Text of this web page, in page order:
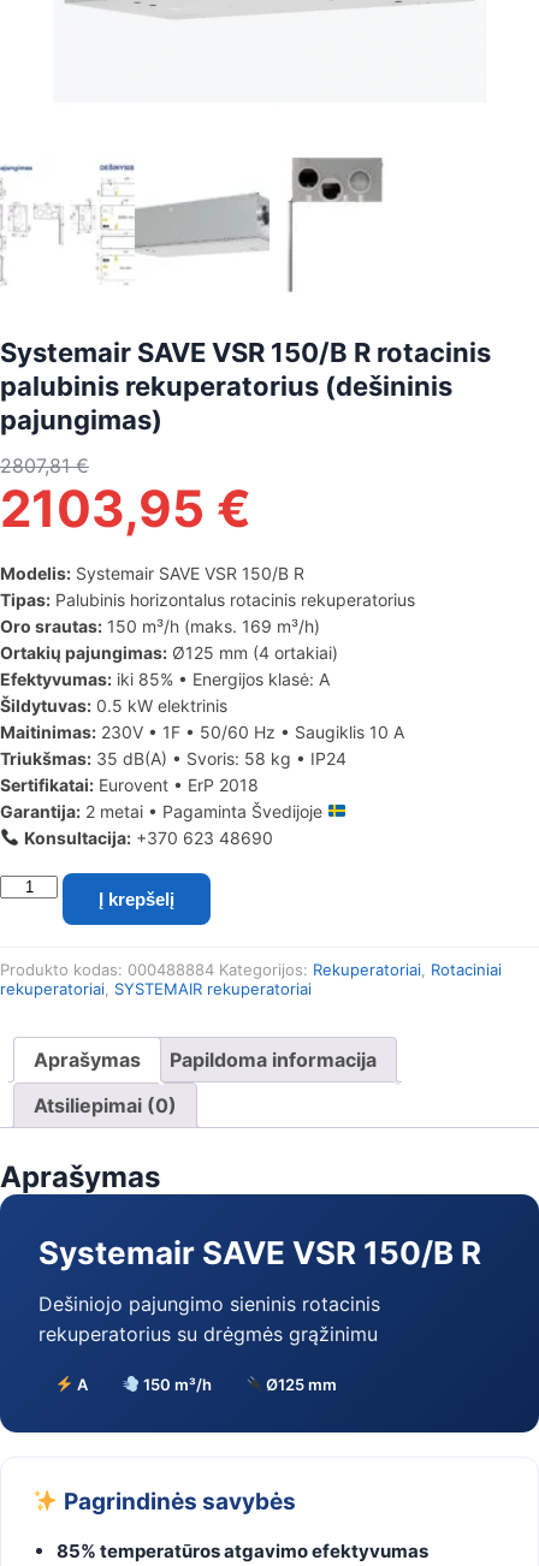
Systemair SAVE VSR 150/B R rotacinis
palubinis rekuperatorius (dešininis
pajungimas)
2807,81€
2103,95 €
Modelis: Systemair SAVE VSR 150/B R
Tipas: Palubinis horizontalus rotacinis rekuperatorius
Oro srautas: 150 m³/h (maks. 169 m³/h)
Ortakių pajungimas: Ø125 mm (4 ortakiai)
Efektyvumas: iki 85% • Energijos klasė: A
Šildytuvas: 0.5 kW elektrinis
Maitinimas: 230V • 1F • 50/60 Hz • Saugiklis 10 A
Triukšmas: 35 dB(A) • Svoris: 58 kg • IP24
Sertifikatai: Eurovent • ErP 2018
Garantija: 2 metai • Pagaminta Švedijoje
Konsultacija:+370 623 48690
produkto
Systemair
VSR
150/B
rotacinis
palubinis
rekuperatorius
(dešininis
Į krepšelį
Produkto kodas: 000488884 Kategorijos: Rekuperatoriai Rotaciniai
rekuperatoriai SYSTEMAIR rekuperatoriai
Aprašymas
Papildoma informacija
Atsiliepimai (0)
Aprašymas
Systemair SAVE VSR 150/B R
Dešiniojo pajungimo sieninis rotacinis
rekuperatorius su drėgmės grąžinimu
A 150 m³/h Ø125 mm
Pagrindinės savybės
85% temperatūros atgavimo efektyvumas